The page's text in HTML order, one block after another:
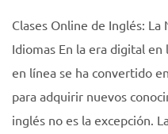
Clases Online de Inglés:
Idiomas En la era digital
en línea se ha convertido
para adquirir nuevos
inglés no es la excepción.